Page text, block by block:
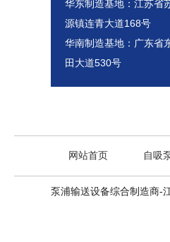
华东制造基地：江苏省
源镇连青大道168号
华南制造基地：广东省
田大道530号
网站首页 自吸
泵浦输送设备综合制造商-